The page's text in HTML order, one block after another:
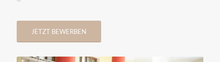
JETZT BEWERBEN